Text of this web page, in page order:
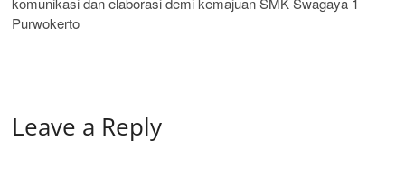
Purwokerto
Leave a Reply